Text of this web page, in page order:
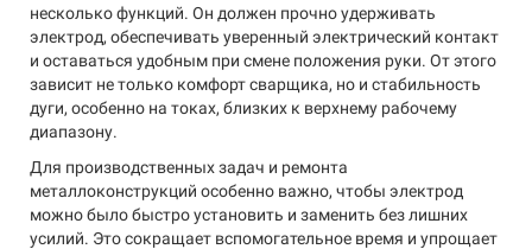
несколько функций. Он должен прочно удерживать
электрод, обеспечивать уверенный электрический контакт
и оставаться удобным при смене положения руки. От этого
зависит не только комфорт сварщика, но и стабильность
дуги, особенно на токах, близких к верхнему рабочему
диапазону.
Для производственных задач и ремонта
металлоконструкций особенно важно, чтобы электрод
можно было быстро установить и заменить без лишних
усилий. Это сокращает вспомогательное время и упрощает